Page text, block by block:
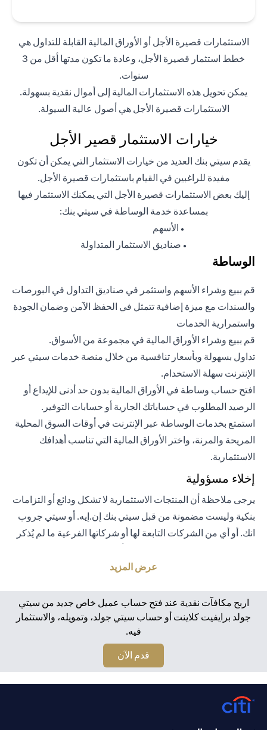
الاستثمارات قصيرة الأجل أو الأوراق المالية القابلة للتداول هي
خطط استثمار قصيرة الأجل، وعادة ما تكون مدتها أقل من 3
سنوات.
يمكن تحويل هذه الاستثمارات المالية إلى أموال نقدية بسهولة.
الاستثمارات قصيرة الأجل هي أصول عالية السيولة.
خيارات الاستثمار قصير الأجل
يقدم سيتي بنك العديد من خيارات الاستثمار التي يمكن أن تكون
مفيدة للراغبين في القيام باستثمارات قصيرة الأجل.
إليك بعض الاستثمارات قصيرة الأجل التي يمكنك الاستثمار فيها
بمساعدة خدمة الوساطة في سيتي بنك:
● الأسهم
● صناديق الاستثمار المتداولة
الوساطة
قم ببيع وشراء الأسهم واستثمر في صناديق التداول في البورصات
والسندات مع ميزة إضافية تتمثل في الحفظ الآمن وضمان الجودة
واستمرارية الخدمات
قم ببيع وشراء الأوراق المالية في مجموعة من الأسواق.
تداول بسهولة وبأسعار تنافسية من خلال منصة خدمات سيتي عبر
الإنترنت سهلة الاستخدام.
افتح حساب وساطة في الأوراق المالية بدون حد أدنى للإيداع أو
الرصيد المطلوب في حساباتك الجارية أو حسابات التوفير.
استمتع بخدمات الوساطة عبر الإنترنت في أوقات السوق المحلية
المريحة والمرنة، واختر الأوراق المالية التي تناسب أهدافك
الاستثمارية.
إخلاء مسؤولية
يرجى ملاحظة أن المنتجات الاستثمارية لا تشكل ودائع أو التزامات
بنكية وليست مضمونة من قبل سيتي بنك إن.إيه. أو سيتي جروب
انك. أو أي من الشركات التابعة لها أو شركاتها الفرعية ما لم يُذكر
من قبل الحكومة أو الجهات الحكومية. تخضع منتجات الاستثمار
الأصلي المستثمر. الأداء السابق لمنتجات الاستثمار ليس مؤشرًا
على النتائج المستقبلية، بمعنى أن الأسعار قد ترتفع أو تنخفض.
يجب أن يكون المستثمرون الذين يستثمرون في منتجات
استثمارية و / أو منتجات خزينة مقومة بعملة أجنبية (غير محلية)
على دراية بمخاطر تقلبات أسعار الصرف التي قد تتسبب في
خسارة رأس المال عند تحويل العملة الأجنبية إلى العملة المحلية
للمستثمرين. لا تتوفر منتجات الاستثمار والخزينة للأشخاص
الأمريكيين. تخضع جميع الطلبات المتعلقة بمنتجات الاستثمار
عرض المزيد
اربح مكافآت نقدية عند فتح حساب عميل خاص جديد من سيتي
جولد برايفيت كلاينت أو حساب سيتي جولد، وتمويله، والاستثمار
فيه.
قدم الآن